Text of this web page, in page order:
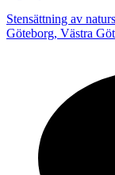
Stensättning av
Göteborg, Västra